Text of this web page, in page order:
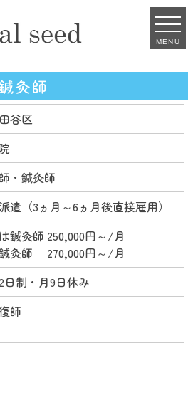
MENU
灸師
谷区
・鍼灸師
遣（3ヵ月～6ヵ月後直接雇用）
鍼灸師 250,000円～/月
灸師 270,000円～/月
日制・月9日休み
師